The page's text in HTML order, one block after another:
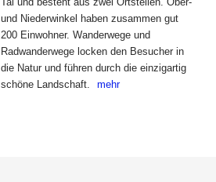
und Niederwinkel haben zusammen gut
200 Einwohner. Wanderwege und
Radwanderwege locken den Besucher in
die Natur und führen durch die einzigartig
schöne Landschaft.
mehr